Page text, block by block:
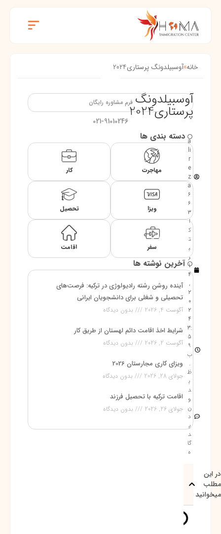
خانه»آوسبیلدونگ پرستاری2024
آوسبیلدونگ
پرستاری2024
a
li
r
e
z
a
6
6
3
ا
ک
ت
ب
ر
1
4
,
2
0
2
4
3:
5
9
ب
.
ظ
ب
د
و
ن
د
ی
د
گا
ه
در این
مطلب
میخوانید
فرم مشاوره رایگان
021-91010246
دسته بندی ها
مهاجرت کار
ویزا تحصیل
سفر اقامت
آخرین نوشته ها
آینده روشن رشته رادیولوژی در ترکیه: فرصت‌های
تحصیلی و شغلی برای دانشجویان ایرانی
آگوست 4, 2026 بدون دیدگاه
شرایط اخذ اقامت دائم لهستان از طریق کار
آگوست 2, 2026 بدون دیدگاه
ویزای کاری مجارستان 2026
جولای 28, 2026 بدون دیدگاه
اقامت ترکیه با تحصیل فرزند
جولای 26, 2026 بدون دیدگاه